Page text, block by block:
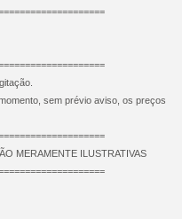
sem prévio aviso, os preços
MERAMENTE ILUSTRATIVAS